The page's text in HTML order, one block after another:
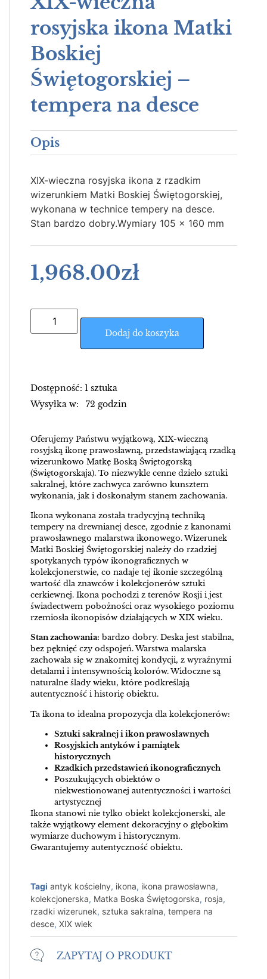
rosyjska ikona Matki
Boskiej
Świętogorskiej –
tempera na desce
Opis
XIX-wieczna rosyjska ikona z rzadkim
wizerunkiem Matki Boskiej Świętogorskiej,
wykonana w technice tempery na desce.
Stan bardzo dobry.Wymiary 105 x 160 mm
1,968.00zł
Dodaj do koszyka
Dostępność: 1 sztuka
Wysyłka w: 72 godzin
Oferujemy Państwu wyjątkową, XIX-wieczną
rosyjską ikonę prawosławną, przedstawiającą rzadką
wizerunkowo Matkę Boską Świętogorską
(Świętogorskaja). To niezwykle cenne dzieło sztuki
sakralnej, które zachwyca zarówno kunsztem
wykonania, jak i doskonałym stanem zachowania.
Ikona wykonana została tradycyjną techniką
tempery na drewnianej desce, zgodnie z kanonami
prawosławnego malarstwa ikonowego. Wizerunek
Matki Boskiej Świętogorskiej należy do rzadziej
spotykanych typów ikonograficznych w
kolekcjonerstwie, co nadaje tej ikonie szczególną
wartość dla znawców i kolekcjonerów sztuki
cerkiewnej. Ikona pochodzi z terenów Rosji i jest
świadectwem pobożności oraz wysokiego poziomu
rzemiosła ikonopisów działających w XIX wieku.
Stan zachowania: bardzo dobry. Deska jest stabilna,
bez pęknięć czy odspojeń. Warstwa malarska
zachowała się w znakomitej kondycji, z wyraźnymi
detalami i intensywnością kolorów. Widoczne są
naturalne ślady wieku, które podkreślają
autentyczność i historię obiektu.
Ta ikona to idealna propozycja dla kolekcjonerów:
Sztuki sakralnej i ikon prawosławnych
Rosyjskich antyków i pamiątek
historycznych
Rzadkich przedstawień ikonograficznych
Poszukujących obiektów o
niekwestionowanej autentyczności i wartości
artystycznej
Ikona stanowi nie tylko obiekt kolekcjonerski, ale
także wyjątkowy element dekoracyjny o głębokim
wymiarze duchowym i historycznym.
Gwarantujemy autentyczność obiektu.
Tagi antyk kościelny, ikona, ikona prawosławna,
kolekcjonerska, Matka Boska Świętogorska, rosja,
rzadki wizerunek, sztuka sakralna, tempera na
desce, XIX wiek
ZAPYTAJ O PRODUKT